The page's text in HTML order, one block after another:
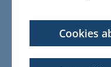
Cookies
Schlachthof mit
Murchin